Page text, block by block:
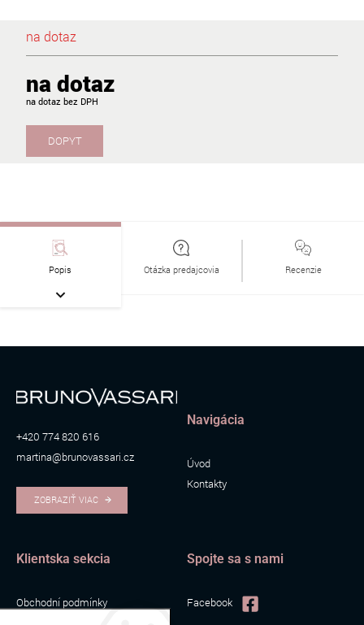
na dotaz
na dotaz
na dotaz
DOPYT
Popis Otázka predajcovia Recenzie
+420 774 820 616
martina@brunovassari.cz
ZOBRAZIŤ VIAC
Navigácia
Úvod
Kontakty
Klientska sekcia
Obchodní podmínky
Spojte sa s nami
Facebook